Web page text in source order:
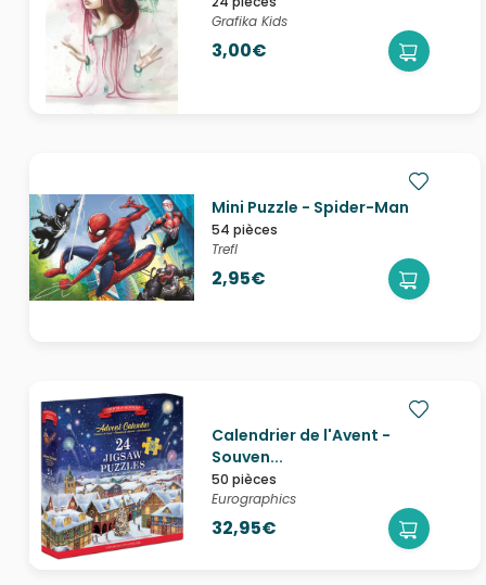
Grafika Kids
3,00€
Mini Puzzle - Spider-Man
54 pièces
Trefl
2,95€
Calendrier de l'Avent -
Souven...
50 pièces
Eurographics
32,95€